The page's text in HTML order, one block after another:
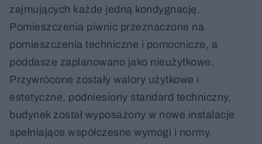
zajmujących każde jedną kondygnację.
Pomieszczenia piwnic przeznaczone na
pomieszczenia techniczne i pomocnicze, a
poddasze zaplanowano jako nieużytkowe.
Przywrócone zostały walory użytkowe i
estetyczne, podniesiony standard techniczny,
budynek został wyposażony w nowe instalacje
spełniające współczesne wymogi i normy.